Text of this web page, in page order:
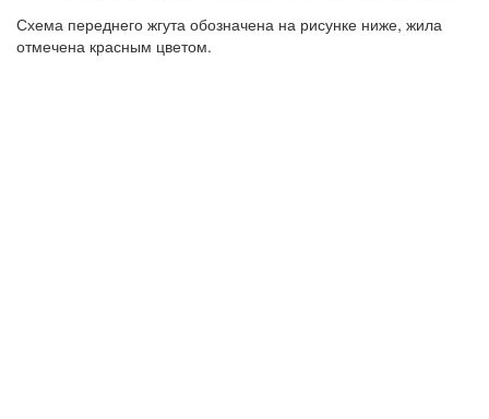
Схема переднего жгута обозначена на рисунке ниже, жила
отмечена красным цветом.